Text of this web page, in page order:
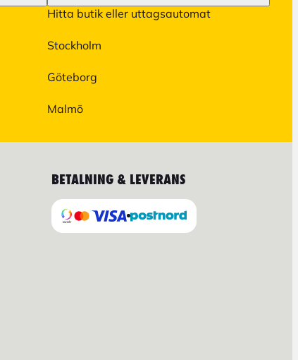
Hitta butik eller uttagsautomat
Stockholm
Göteborg
Malmö
BETALNING & LEVERANS